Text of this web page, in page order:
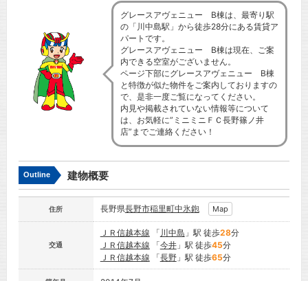
グレースアヴェニュー B棟は、最寄り駅
の「川中島駅」から徒歩28分にある賃貸ア
パートです。
グレースアヴェニュー B棟は現在、ご案
内できる空室がございません。
ページ下部にグレースアヴェニュー B棟
と特徴が似た物件をご案内しておりますの
で、是非一度ご覧になってください。
内見や掲載されていない情報等について
は、お気軽に”ミニミニＦＣ長野篠ノ井
店”までご連絡ください！
Outline 建物概要
住所 長野県長野市稲里町中氷鉋 Map
交通
ＪＲ信越本線 「 川中島 」駅 徒歩28分
ＪＲ信越本線 「今井」駅 徒歩45分
ＪＲ信越本線 「長野」駅 徒歩65分